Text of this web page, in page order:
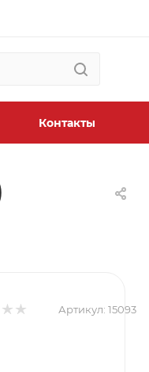
Контакты
Артикул: 15093